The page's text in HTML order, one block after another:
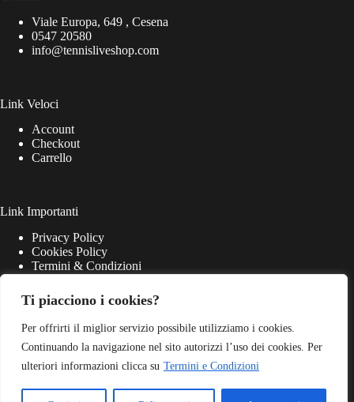
Ti piacciono i cookies?
Per offrirti il miglior servizio possibile utilizziamo i cookies.
Continuando la navigazione nel sito autorizzi l’uso dei cookies. Per
ulteriori informazioni clicca su Termini e Condizioni
Viale Europa, 649 , Cesena
0547 20580
info@tennisliveshop.com
Link Veloci
Account
Checkout
Carrello
Link Importanti
Privacy Policy
Cookies Policy
Termini & Condizioni